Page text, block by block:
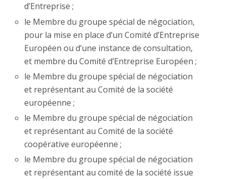
d’Entreprise ;
le Membre du groupe spécial de négociation,
pour la mise en place d’un Comité d’Entreprise
Européen ou d’une instance de consultation,
et membre du Comité d’Entreprise Européen ;
le Membre du groupe spécial de négociation
et représentant au Comité de la société
européenne ;
le Membre du groupe spécial de négociation
et représentant au Comité de la société
coopérative européenne ;
le Membre du groupe spécial de négociation
et représentant au comité de la société issue